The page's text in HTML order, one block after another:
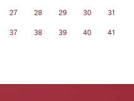
27 28 29 30 31
37 38 39 40 41